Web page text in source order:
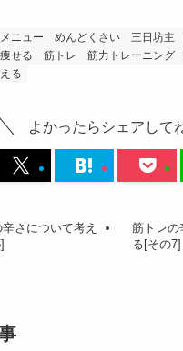
メニュー めんどくさい 三日坊主
痩せる 筋トレ 筋力トレーニング
る
よかったらシェアして
さについて考え
筋トレの
る[その7]